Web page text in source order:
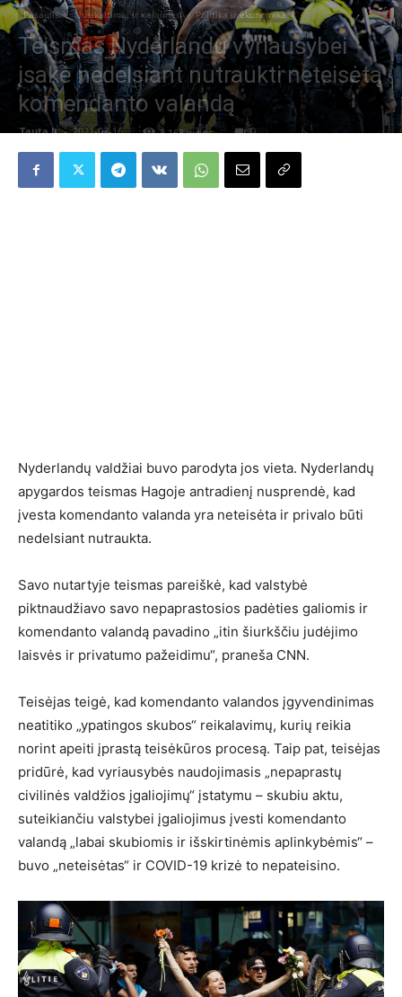
Pasaulis Nusikaltimai ir nelaimės Politika ir ekonomika
Teismas Nyderlandų vyriausybei
įsakė nedelsiant nutraukti neteisėtą
komendanto valandą
Tauta.lt - 2021-02-16 3 168 views 0
Nyderlandų valdžiai buvo parodyta jos vieta. Nyderlandų
apygardos teismas Hagoje antradienį nusprendė, kad
įvesta komendanto valanda yra neteisėta ir privalo būti
nedelsiant nutraukta.
Savo nutartyje teismas pareiškė, kad valstybė
piktnaudžiavo savo nepaprastosios padėties galiomis ir
komendanto valandą pavadino „itin šiurkščiu judėjimo
laisvės ir privatumo pažeidimu“, praneša CNN.
Teisėjas teigė, kad komendanto valandos įgyvendinimas
neatitiko „ypatingos skubos“ reikalavimų, kurių reikia
norint apeiti įprastą teisėkūros procesą. Taip pat, teisėjas
pridūrė, kad vyriausybės naudojimasis „nepaprastų
civilinės valdžios įgaliojimų“ įstatymu – skubiu aktu,
suteikiančiu valstybei įgaliojimus įvesti komendanto
valandą „labai skubiomis ir išskirtinėmis aplinkybėmis“ –
buvo „neteisėtas“ ir COVID-19 krizė to nepateisino.